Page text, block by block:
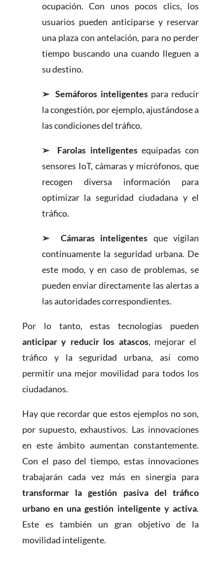
ocupación. Con unos pocos clics, los
usuarios pueden anticiparse y reservar
una plaza con antelación, para no perder
tiempo buscando una cuando lleguen a
su destino.
➢Semáforos inteligentespara reducir
la congestión, por ejemplo, ajustándose a
las condiciones del tráfico.
➢ Farolas inteligentesequipadas con
sensores IoT, cámaras y micrófonos, que
recogen diversa información para
optimizar la seguridad ciudadana y el
tráfico.
➢ Cámaras inteligentes que vigilan
continuamente la seguridad urbana. De
este modo, y en caso de problemas, se
pueden enviar directamente las alertas a
las autoridades correspondientes.
Por lo tanto, estas tecnologías pueden
anticipar y reducir los atascos, mejorar el
tráfico y la seguridad urbana, así como
permitir una mejor movilidad para todos los
ciudadanos.
Hay que recordar que estos ejemplos no son,
por supuesto, exhaustivos. Las innovaciones
en este ámbito aumentan constantemente.
Con el paso del tiempo, estas innovaciones
trabajarán cada vez más en sinergia para
transformar la gestión pasiva del tráfico
urbano en una gestión inteligente y activa.
Este es también un gran objetivo de la
movilidad inteligente.